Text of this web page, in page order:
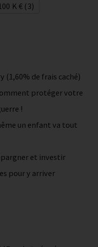
K € (3)
(1,60% de frais caché)
Comment protéger votre
!
un enfant va tout
et investir
pour y arriver